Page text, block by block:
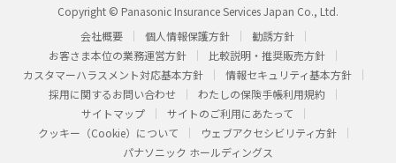
Copyright © Panasonic Insurance Services Japan Co., Ltd.
会社概要
個人情報保護方針
勧誘方針
お客さま本位の業務運営方針
比較説明・推奨販売方針
カスタマーハラスメント対応基本方針
情報セキュリティ基本方針
採用に関するお問い合わせ
わたしの保険手帳利用規約
サイトマップ
サイトのご利用にあたって
クッキー（Cookie）について
ウェブアクセシビリティ方針
パナソニック ホールディングス